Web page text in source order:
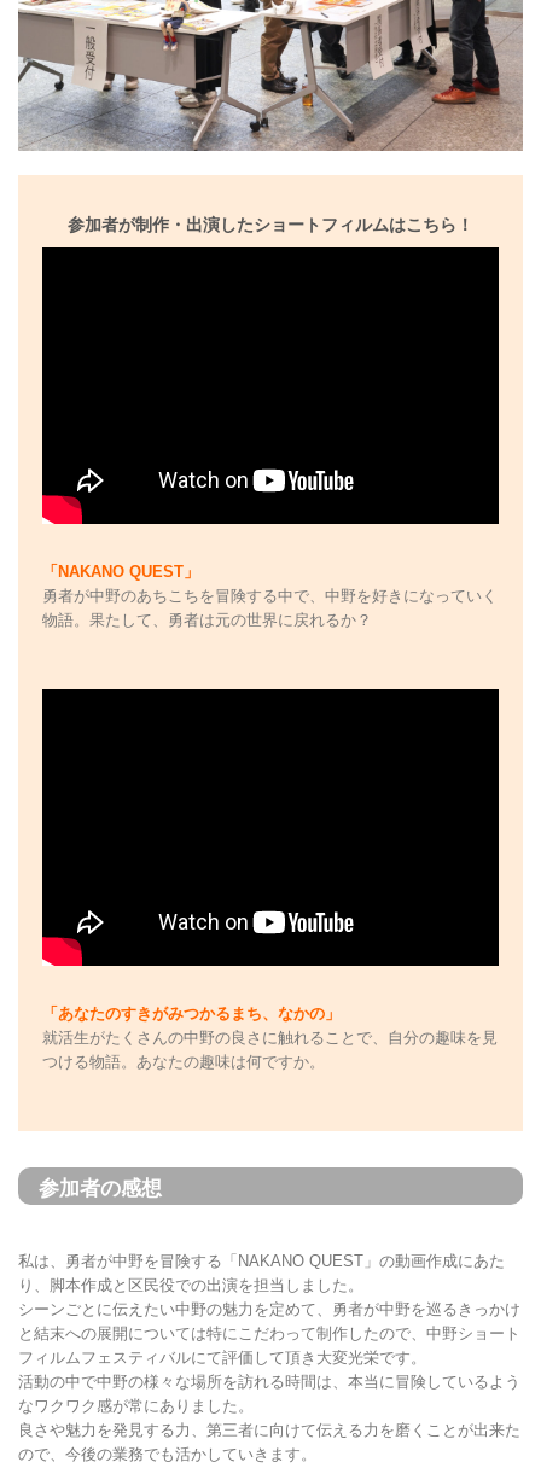
参加者が制作・出演したショートフィルムはこちら！
「NAKANO QUEST」
勇者が中野のあちこちを冒険する中で、中野を好きになっていく
物語。果たして、勇者は元の世界に戻れるか？
「あなたのすきがみつかるまち、なかの」
就活生がたくさんの中野の良さに触れることで、自分の趣味を見
つける物語。あなたの趣味は何ですか。
参加者の感想
私は、勇者が中野を冒険する「NAKANO QUEST」の動画作成にあた
り、脚本作成と区民役での出演を担当しました。
シーンごとに伝えたい中野の魅力を定めて、勇者が中野を巡るきっかけ
と結末への展開については特にこだわって制作したので、中野ショート
フィルムフェスティバルにて評価して頂き大変光栄です。
活動の中で中野の様々な場所を訪れる時間は、本当に冒険しているよう
なワクワク感が常にありました。
良さや魅力を発見する力、第三者に向けて伝える力を磨くことが出来た
ので、今後の業務でも活かしていきます。